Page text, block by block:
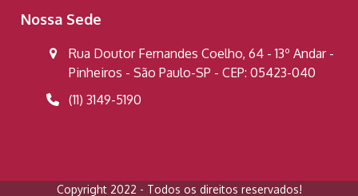
Nossa Sede
Rua Doutor Fernandes Coelho, 64 - 13º Andar -
Pinheiros - São Paulo-SP - CEP: 05423-040
(11) 3149-5190
Copyright 2022 - Todos os direitos reservados!